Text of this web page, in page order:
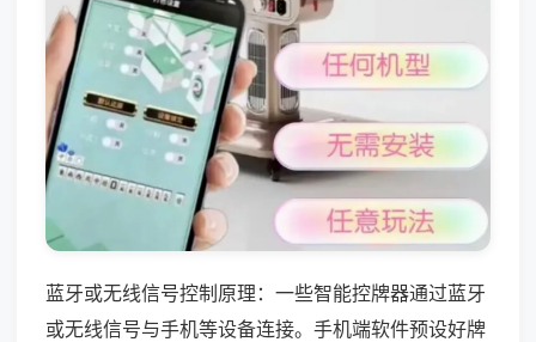
蓝牙或无线信号控制原理：一些智能控牌器通过蓝牙
或无线信号与手机等设备连接。手机端软件预设好牌